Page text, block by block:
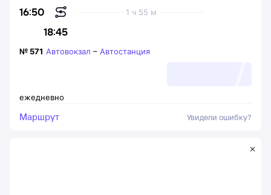
16:50
18:45
1 ч 55 м
ежедневно
№ 571 Автовокзал – Автостанция
Маршрут Увидели ошибку?